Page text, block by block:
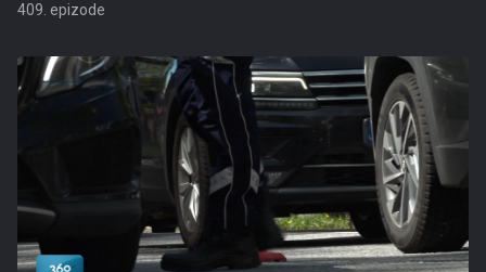
409. epizode